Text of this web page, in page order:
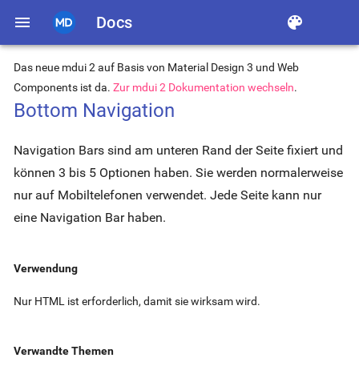
menu Docs color_lens
Das neue mdui 2 auf Basis von Material Design 3 und Web
Components ist da. Zur mdui 2 Dokumentation wechseln.
Bottom Navigation
Navigation Bars sind am unteren Rand der Seite fixiert und
können 3 bis 5 Optionen haben. Sie werden normalerweise
nur auf Mobiltelefonen verwendet. Jede Seite kann nur
eine Navigation Bar haben.
Verwendung
Nur HTML ist erforderlich, damit sie wirksam wird.
Verwandte Themen